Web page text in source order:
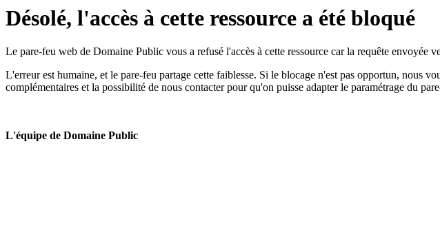
Désolé, l'accès à cette ressource a été bloqué
Le pare-feu web de Domaine Public vous a refusé l'accès à cette ressource car la requête envoyée
L'erreur est humaine, et le pare-feu partage cette faiblesse. Si le blocage n'est pas opportun, nous
complémentaires et la possibilité de nous contacter pour qu'on puisse adapter le paramétrage du
L'équipe de Domaine Public